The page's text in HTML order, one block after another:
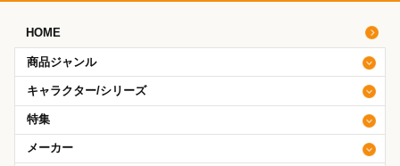
HOME
商品ジャンル
キャラクター/シリーズ
特集
メーカー